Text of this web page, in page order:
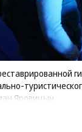
Яровицын